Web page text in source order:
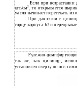
Если при возрастании
кгс/см2, то открывается
масло начинает перетекать
При давлении в
торцу корпуса 10 и
Рулежно-
так же, как цилиндр,
установлен сверху по оси